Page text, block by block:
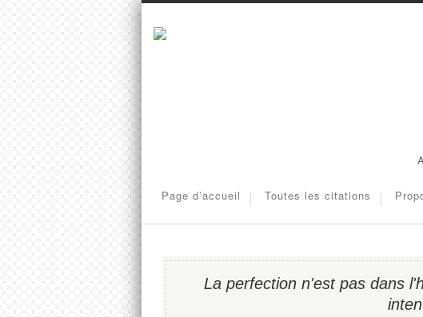
Page d’accueil Toutes les citations
La perfection n'est pas dans